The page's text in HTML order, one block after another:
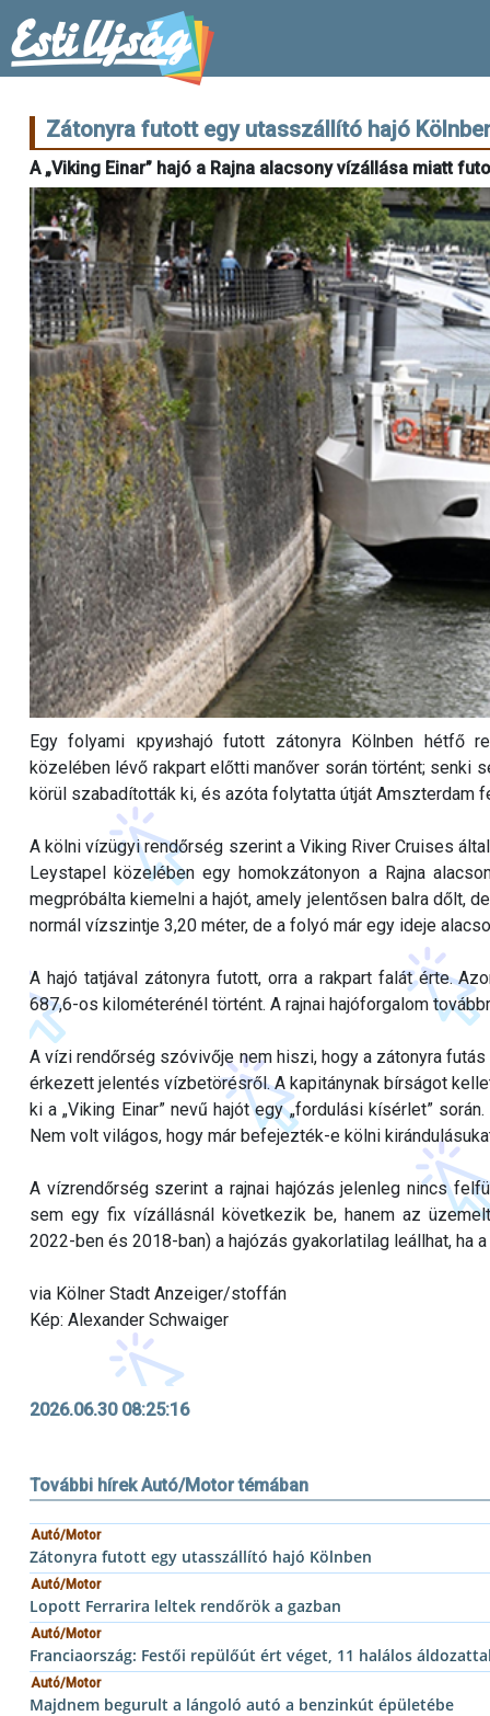
Zátonyra futott egy utasszállító hajó
A „Viking Einar” hajó a Rajna alacsony vízállása miatt
Egy folyami круизhajó futott zátonyra Kölnben hétfő
közelében lévő rakpart előtti manőver során történt; senki
körül szabadították ki, és azóta folytatta útját Amszterdam
A kölni vízügyi rendőrség szerint a Viking River Cruises
Leystapel közelében egy homokzátonyon a Rajna
megpróbálta kiemelni a hajót, amely jelentősen balra dőlt,
normál vízszintje 3,20 méter, de a folyó már egy ideje
A hajó tatjával zátonyra futott, orra a rakpart falát érte.
687,6-os kilométerénél történt. A rajnai hajóforgalom
A vízi rendőrség szóvivője nem hiszi, hogy a zátonyra
érkezett jelentés vízbetörésről. A kapitánynak bírságot
ki a „Viking Einar” nevű hajót egy „fordulási kísérlet”
Nem volt világos, hogy már befejezték-e kölni
A vízrendőrség szerint a rajnai hajózás jelenleg nincs
sem egy fix vízállásnál következik be, hanem az
2022-ben és 2018-ban) a hajózás gyakorlatilag leállhat, ha
via Kölner Stadt Anzeiger/stoffán
Kép: Alexander Schwaiger
2026.06.30 08:25:16
További hírek Autó/Motor témában
Autó/Motor
Zátonyra futott egy utasszállító hajó Kölnben
Autó/Motor
Lopott Ferrarira leltek rendőrök a gazban
Autó/Motor
Franciaország: Festői repülőút ért véget, 11 halálos
Autó/Motor
Majdnem begurult a lángoló autó a benzinkút épületébe